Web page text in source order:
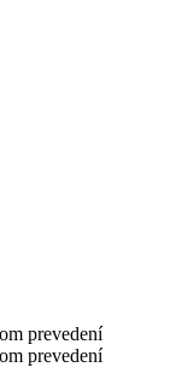
prevedení
prevedení